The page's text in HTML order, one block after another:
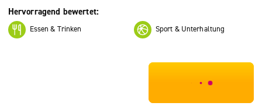
Hervorragend bewertet:
Essen & Trinken Sport & Unterhaltung
***************